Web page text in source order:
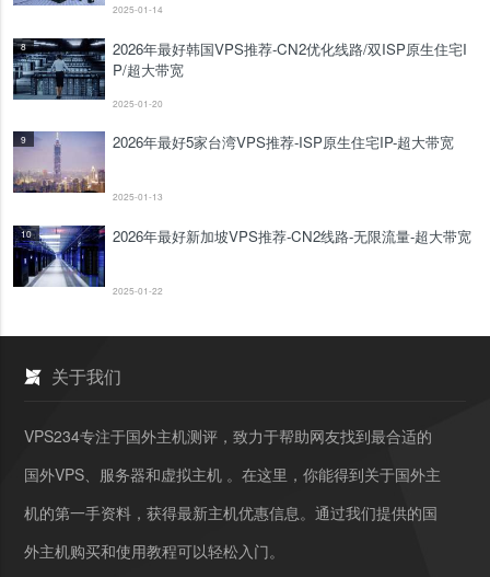
2025-01-14
8
2026年最好韩国VPS推荐-CN2优化线路/双ISP原生住宅I
P/超大带宽
2025-01-20
9 2026年最好5家台湾VPS推荐-ISP原生住宅IP-超大带宽
2025-01-13
10 2026年最好新加坡VPS推荐-CN2线路-无限流量-超大带宽
2025-01-22
关于我们
VPS234专注于国外主机测评，致力于帮助网友找到最合适的
国外VPS、服务器和虚拟主机 。在这里，你能得到关于国外主
机的第一手资料，获得最新主机优惠信息。通过我们提供的国
外主机购买和使用教程可以轻松入门。